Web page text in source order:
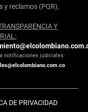
y reclamos (PQR),
Y
notificaciones judiciales:
DE PRIVACIDAD